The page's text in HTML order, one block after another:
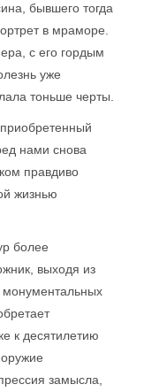
бывшего тогда
в мраморе.
с его гордым
уже
тоньше черты.
нами снова
правдиво
жизнью
более
выходя из
монументальных
к десятилетию
замысла,